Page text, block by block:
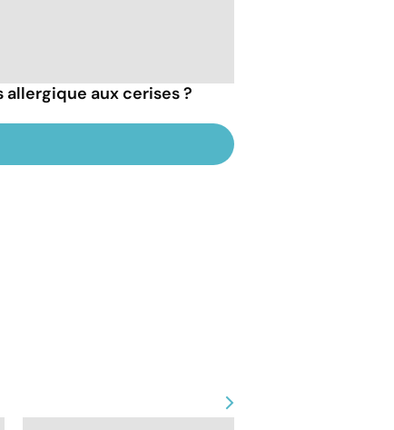
aux cerises ?